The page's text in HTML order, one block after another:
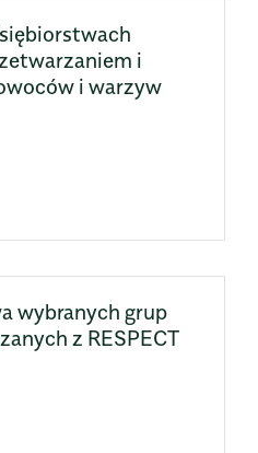
i
i warzyw
wybranych grup
z RESPECT